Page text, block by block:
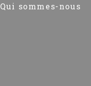
Qui sommes-nous